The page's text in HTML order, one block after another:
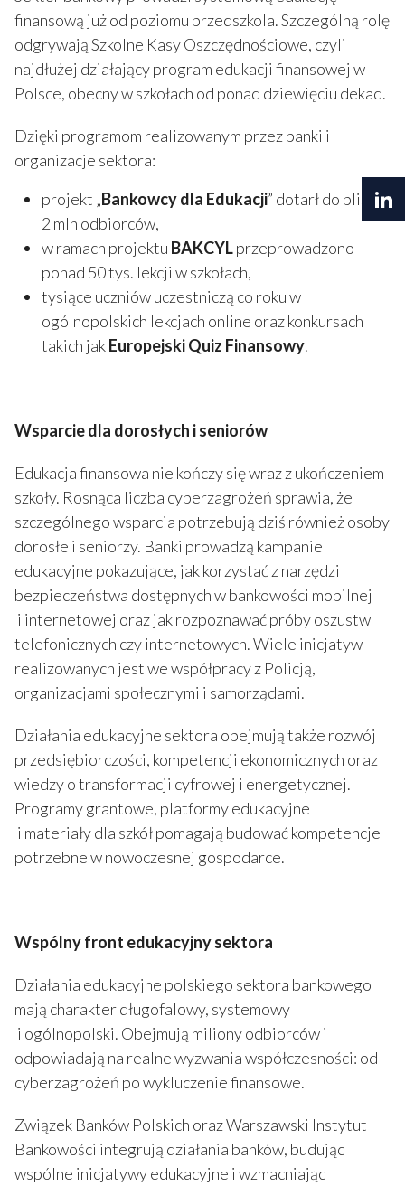
finansową już od poziomu przedszkola. Szczególną rolę
odgrywają Szkolne Kasy Oszczędnościowe, czyli
najdłużej działający program edukacji finansowej w
Polsce, obecny w szkołach od ponad dziewięciu dekad.
Dzięki programom realizowanym przez banki i
organizacje sektora:
projekt „Bankowcy dla Edukacji” dotarł do blisko
2 mln odbiorców,
w ramach projektu BAKCYLprzeprowadzono
ponad 50 tys. lekcji w szkołach,
tysiące uczniów uczestniczą co roku w
ogólnopolskich lekcjach online oraz konkursach
takich jakEuropejski Quiz Finansowy.
Wsparcie dla dorosłych i seniorów
Edukacja finansowa nie kończy się wraz z ukończeniem
szkoły. Rosnąca liczba cyberzagrożeń sprawia, że
szczególnego wsparcia potrzebują dziś również osoby
dorosłe i seniorzy. Banki prowadzą kampanie
edukacyjne pokazujące, jak korzystać z narzędzi
bezpieczeństwa dostępnych w bankowości mobilnej
i internetowej oraz jak rozpoznawać próby oszustw
telefonicznych czy internetowych. Wiele inicjatyw
realizowanych jest we współpracy z Policją,
organizacjami społecznymi i samorządami.
Działania edukacyjne sektora obejmują także rozwój
przedsiębiorczości, kompetencji ekonomicznych oraz
wiedzy o transformacji cyfrowej i energetycznej.
Programy grantowe, platformy edukacyjne
i materiały dla szkół pomagają budować kompetencje
potrzebne w nowoczesnej gospodarce.
Wspólny front edukacyjny sektora
Działania edukacyjne polskiego sektora bankowego
mają charakter długofalowy, systemowy
i ogólnopolski. Obejmują miliony odbiorców i
odpowiadają na realne wyzwania współczesności: od
cyberzagrożeń po wykluczenie finansowe.
Związek Banków Polskich oraz Warszawski Instytut
Bankowości integrują działania banków, budując
wspólne inicjatywy edukacyjne i wzmacniając